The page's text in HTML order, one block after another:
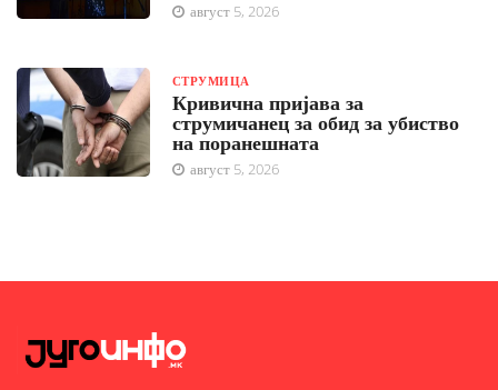
август 5, 2026
СТРУМИЦА
Кривична пријава за
струмичанец за обид за убиство
на поранешната
август 5, 2026